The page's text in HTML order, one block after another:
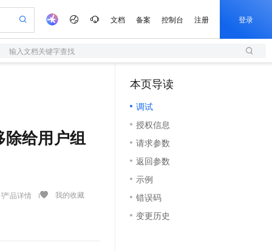
文档 备案 控制台 注册 登录
输入文档关键字查找
给用户组
产品详情 我的收藏
本页导读
调试
授权信息
请求参数
返回参数
示例
错误码
变更历史
腻的高质量视频
语音识别与合成
Qwen3-TTS-Flash
全托管，含MySQL、PostgreSQL、SQL Server、MariaDB多引擎
轻量应用服务器
数字证书管理服务（原SSL证书）
实现全站HTTPS，呈现可信的WEB访问
短信服务
大数据开发治理平台 DataWorks
V4-Pro
V4-Pro
一句话生成原生可编辑精美 PPT 文稿
输入一句话想法, 轻松生成专业的 PPT
一键部署幻兽帕鲁游戏服务器
一键购买专属联机服务器，轻松开启游戏
漫剧工坊：一站式动画创作平台
快速生产连贯的高质量长漫剧
10 分钟搭建微信、支付宝小程序
高效部署网站，快速应用到小程序
创作，一键激活电商全链路生产力
AI 活动
AI 生产力先锋
先锋实践拓展 AI 生产力的边界
飞天发布时刻
所见，即是所愿
AI 实训营
从基础到进阶，Agent 创客手把手教你
创新加速
阿里云 OPC 创新助力计划
Token 补贴，五大权
益加速 OPC 成功
专业服务
公司注册
上云迁移
代维服务
计划
Alibaba Cloud ISV 合作
服务伙伴合作计划
Al MaaS 服务伙伴赋能合作
伙伴信用分合作计划
更多支持
合作伙伴培训与认证
查询合作伙伴
登录合作伙伴管理后台
开发者社区
镜像站
我要反馈
我要建议
加入我们
校园招聘